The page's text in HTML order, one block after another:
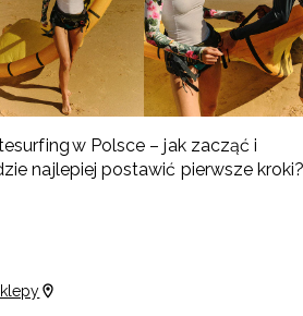
w Polsce – jak zacząć i
najlepiej postawić pierwsze kroki?